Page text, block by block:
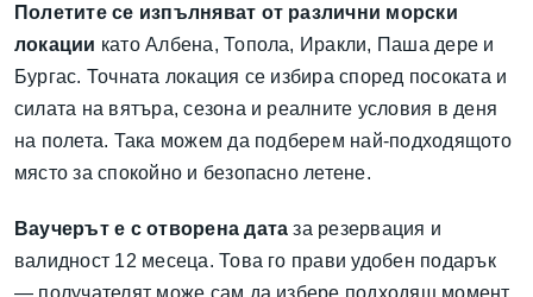
Полетите се изпълняват от различни морски
локации като Албена, Топола, Иракли, Паша дере и
Бургас. Точната локация се избира според посоката и
силата на вятъра, сезона и реалните условия в деня
на полета. Така можем да подберем най-подходящото
място за спокойно и безопасно летене.
Ваучерът е с отворена дата за резервация и
валидност 12 месеца. Това го прави удобен подарък
— получателят може сам да избере подходящ момент